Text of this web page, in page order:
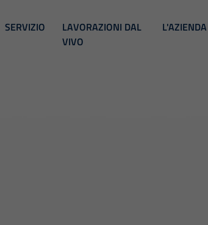
SERVIZIO
LAVORAZIONI DAL
VIVO
L'AZIENDA